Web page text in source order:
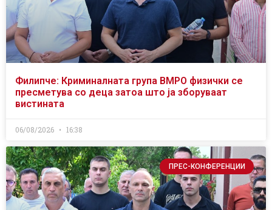
Филипче: Криминалната група ВМРО физички се
пресметува со деца затоа што ја зборуваат
вистината
06/08/2026 16:38
ПРЕС-КОНФЕРЕНЦИИ